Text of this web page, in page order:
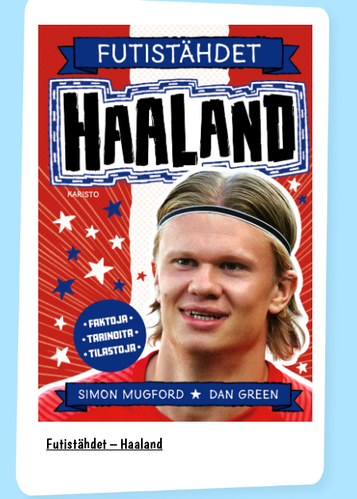
Futistähdet – Haaland